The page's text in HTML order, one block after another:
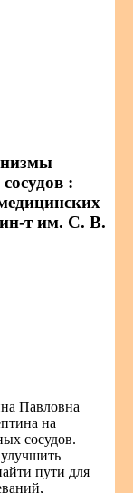
:
ин-т им. С. В.
Павловна
на
сосудов.
пути для